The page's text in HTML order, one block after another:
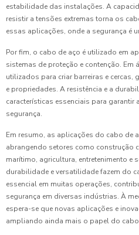
estabilidade das instalações. A
resistir a tensões extremas torna os
essas aplicações, onde a segurança é
Por fim, o cabo de aço é utilizado em
sistemas de proteção e contenção. Em
utilizados para criar barreiras e cercas,
e propriedades. A resistência e a
características essenciais para garantir
segurança.
Em resumo, as aplicações do cabo de
abrangendo setores como construção
marítimo, agricultura, entretenimento e
durabilidade e versatilidade fazem do
essencial em muitas operações,
segurança em diversas indústrias. À
espera-se que novas aplicações e
ampliando ainda mais o papel do